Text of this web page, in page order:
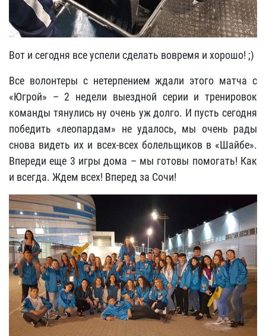
Вот и сегодня все успели сделать вовремя и хорошо! ;)
Все волонтеры с нетерпением ждали этого матча с
«Югрой» – 2 недели выездной серии и тренировок
команды тянулись ну очень уж долго. И пусть сегодня
победить «леопардам» не удалось, мы очень рады
снова видеть их и всех-всех болельщиков в «Шайбе».
Впереди еще 3 игры дома – мы готовы помогать! Как
и всегда. Ждем всех! Вперед за Сочи!